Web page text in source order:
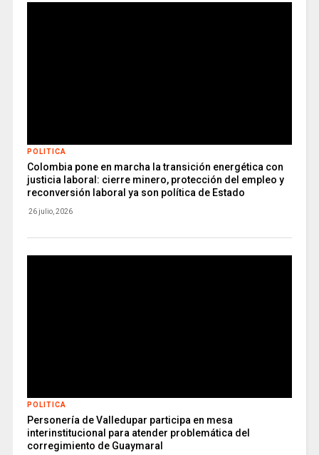
POLITICA
Colombia pone en marcha la transición energética con
justicia laboral: cierre minero, protección del empleo y
reconversión laboral ya son política de Estado
26 julio, 2026
POLITICA
Personería de Valledupar participa en mesa
interinstitucional para atender problemática del
corregimiento de Guaymaral